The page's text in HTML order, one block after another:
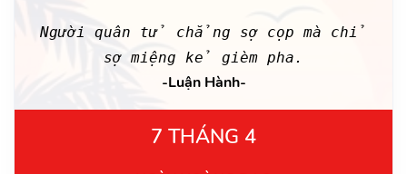
Người quân tử chẳng sợ cọp mà chỉ
sợ miệng kẻ gièm pha.
-Luận Hành-
7 THÁNG 4